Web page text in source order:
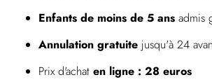
Enfants de moins de 5 ans admis
Annulation gratuite jusqu'à 24
Prix d'achat en ligne : 28 euros